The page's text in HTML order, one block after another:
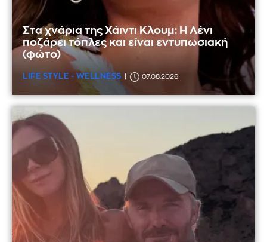
Στα χνάρια της Χάιντι Κλουμ: Η Λένι
ποζάρει τόπλες και είναι εντυπωσιακή
(φώτο)
LIFE STYLE - WELLNESS 07.08.2026